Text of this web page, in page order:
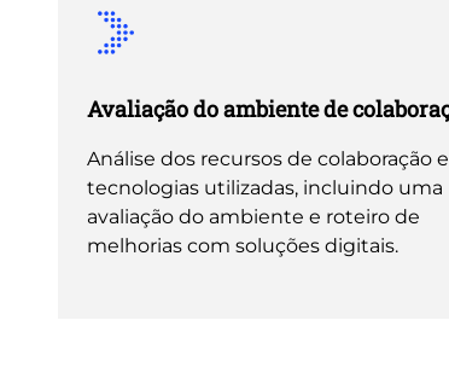
Avaliação do ambiente de
Análise dos recursos de colaboração
tecnologias utilizadas, incluindo uma
avaliação do ambiente e roteiro de
melhorias com soluções digitais.